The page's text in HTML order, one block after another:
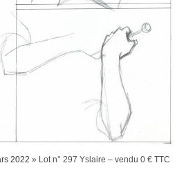
2022 » Lot n° 297 Yslaire – vendu 0 € TTC